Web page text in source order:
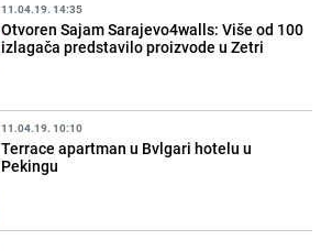
11.04.19. 14:35
Otvoren Sajam Sarajevo4walls: Više od 100
izlagača predstavilo proizvode u Zetri
11.04.19. 10:10
Terrace apartman u Bvlgari hotelu u
Pekingu